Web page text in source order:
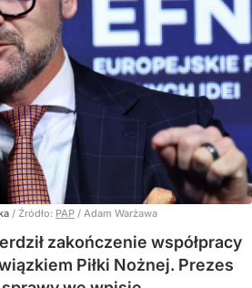
/ Źródło: PAP / Adam Warżawa
zakończenie współpracy
Piłki Nożnej. Prezes